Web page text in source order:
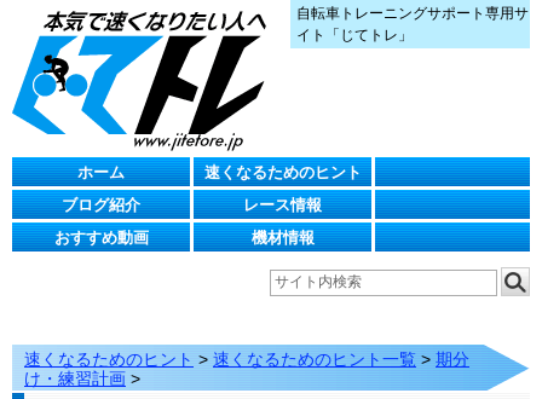
自転車トレーニングサポート専用サ
イト「じてトレ」
ホーム
速くなるためのヒント
ブログ紹介
レース情報
おすすめ動画
機材情報
速くなるためのヒント > 速くなるためのヒント一覧 > 期分
け・練習計画 >